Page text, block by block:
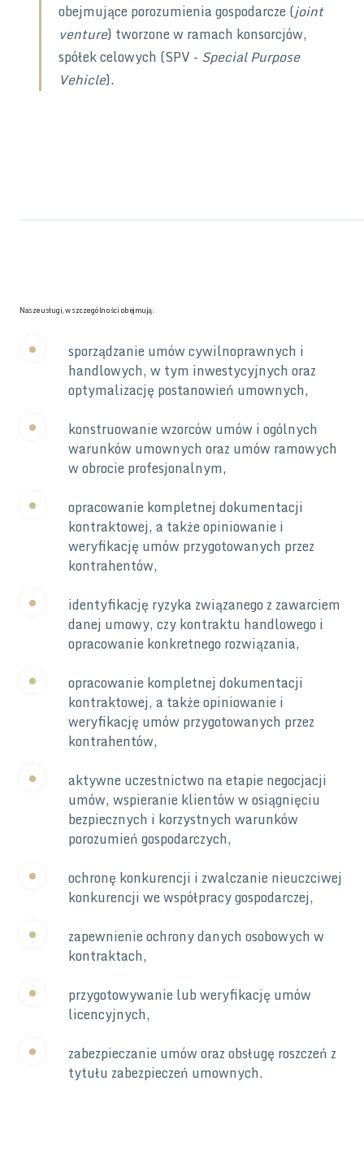
obejmujące porozumienia gospodarcze (joint
venture) tworzone w ramach konsorcjów,
spółek celowych (SPV - Special Purpose
Vehicle).
Nasze usługi, w szczególności obejmują:
sporządzanie umów cywilnoprawnych i
handlowych, w tym inwestycyjnych oraz
optymalizację postanowień umownych,
konstruowanie wzorców umów i ogólnych
warunków umownych oraz umów ramowych
w obrocie profesjonalnym,
opracowanie kompletnej dokumentacji
kontraktowej, a także opiniowanie i
weryfikację umów przygotowanych przez
kontrahentów,
identyfikację ryzyka związanego z zawarciem
danej umowy, czy kontraktu handlowego i
opracowanie konkretnego rozwiązania,
opracowanie kompletnej dokumentacji
kontraktowej, a także opiniowanie i
weryfikację umów przygotowanych przez
kontrahentów,
aktywne uczestnictwo na etapie negocjacji
umów, wspieranie klientów w osiągnięciu
bezpiecznych i korzystnych warunków
porozumień gospodarczych,
ochronę konkurencji i zwalczanie nieuczciwej
konkurencji we współpracy gospodarczej,
zapewnienie ochrony danych osobowych w
kontraktach,
przygotowywanie lub weryfikację umów
licencyjnych,
zabezpieczanie umów oraz obsługę roszczeń z
tytułu zabezpieczeń umownych.